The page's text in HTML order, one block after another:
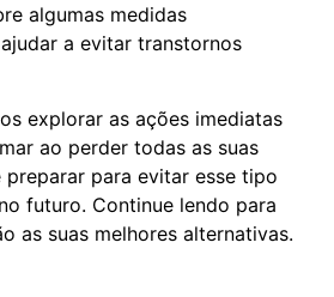
algumas medidas
a evitar transtornos
explorar as ações imediatas
ao perder todas as suas
preparar para evitar esse tipo
futuro. Continue lendo para
as suas melhores alternativas.